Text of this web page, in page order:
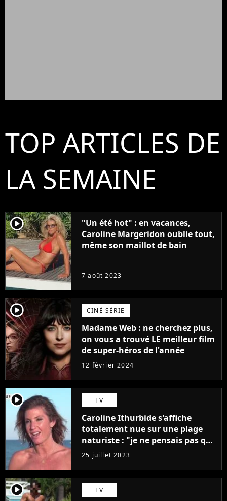
TOP ARTICLES DE
LA SEMAINE
player2
"Un été hot" : en vacances,
Caroline Margeridon oublie tout,
même son maillot de bain
7 août 2023
player2 CINÉ SÉRIE
Madame Web : ne cherchez plus,
on vous a trouvé LE meilleur film
de super-héros de l'année
12 février 2024
player2 TV
Caroline Ithurbide s'affiche
totalement nue sur une plage
naturiste : "je ne pensais pas que
j'arriverais à le faire..."
25 juillet 2023
player2 TV